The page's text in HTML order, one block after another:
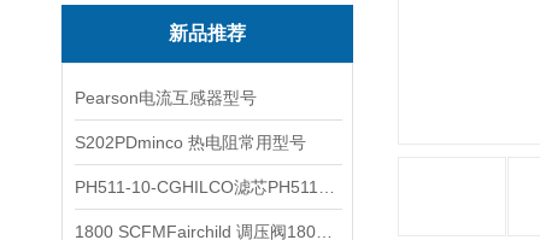
新品推荐
Pearson电流互感器型号
S202PDminco 热电阻常用型号